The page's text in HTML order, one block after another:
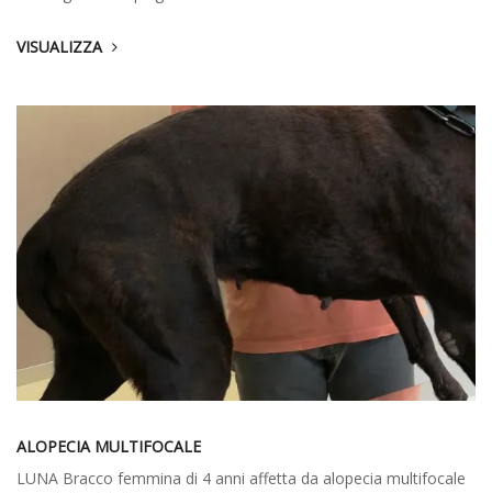
VISUALIZZA
ALOPECIA MULTIFOCALE
LUNA Bracco femmina di 4 anni affetta da alopecia multifocale